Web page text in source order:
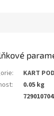
:
KART
:
0.05 kg